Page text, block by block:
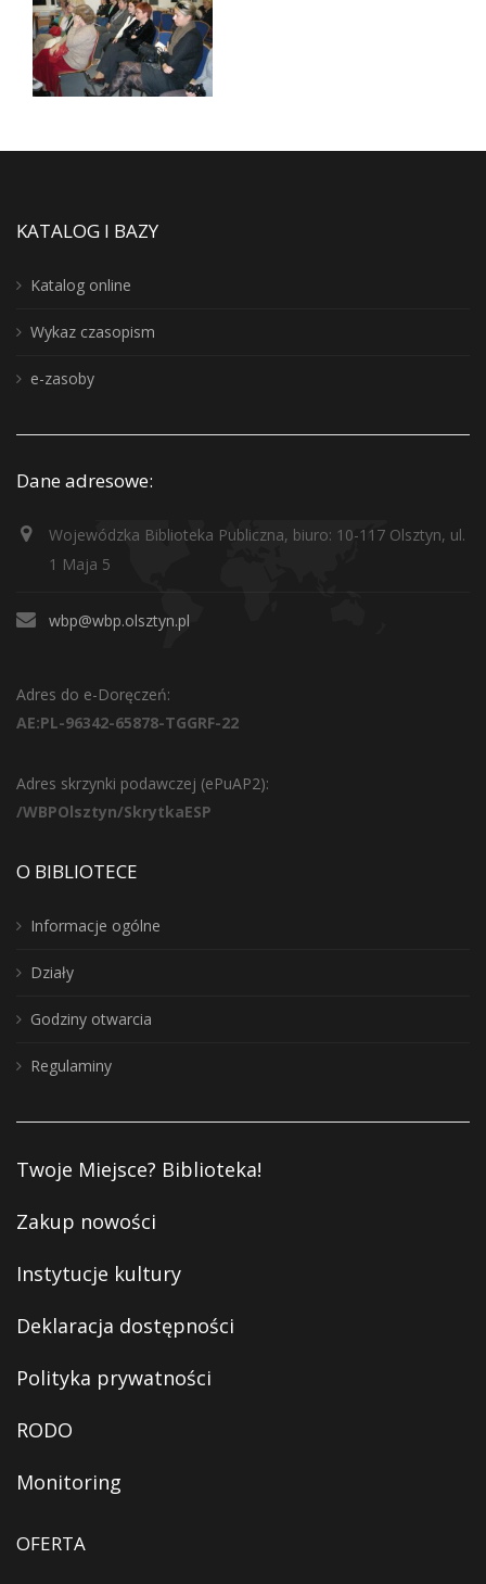
KATALOG I BAZY
Katalog online
Wykaz czasopism
e-zasoby
Dane adresowe:
Wojewódzka Biblioteka Publiczna, biuro: 10-117 Olsztyn, ul.
1 Maja 5
wbp@wbp.olsztyn.pl
Adres do e-Doręczeń:
AE:PL-96342-65878-TGGRF-22
Adres skrzynki podawczej (ePuAP2):
/WBPOlsztyn/SkrytkaESP
O BIBLIOTECE
Informacje ogólne
Działy
Godziny otwarcia
Regulaminy
Twoje Miejsce? Biblioteka!
Zakup nowości
Instytucje kultury
Deklaracja dostępności
Polityka prywatności
RODO
Monitoring
OFERTA